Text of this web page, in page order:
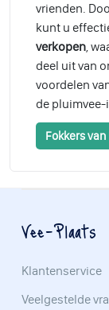
vrienden.
kunt u
verkopen,
deel uit van
voordelen
de
Fokkers
Vee-Plaats
Klantenservice
Veelgestelde